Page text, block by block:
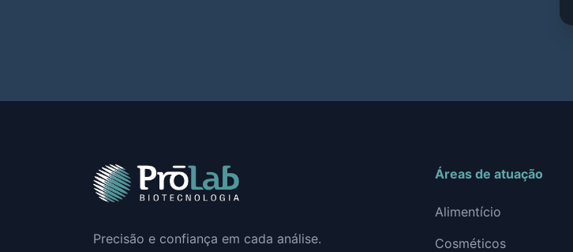
Precisão e confiança em cada análise.
Áreas de atuação
Alimentício
Cosméticos